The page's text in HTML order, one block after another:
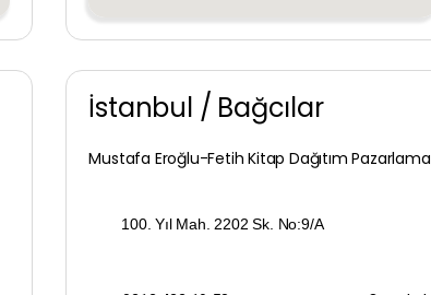
Osmaniye
Rize
Sakarya
İstanbul / Bağcılar
Mustafa Eroğlu-Fetih Kitap Dağıtım Pazarlama
100. Yıl Mah. 2202 Sk. No:9/A